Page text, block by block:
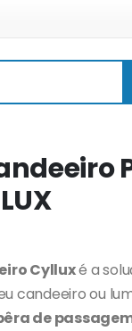
Cylluxé a
candeeiro ou
de